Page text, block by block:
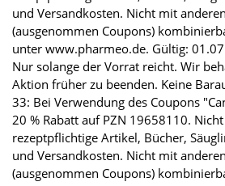
und Versandkosten. Nicht mit
(ausgenommen Coupons)
unter www.pharmeo.de. Gültig:
Nur solange der Vorrat reicht. Wir
Aktion früher zu beenden. Keine
33: Bei Verwendung des Coupons
20 % Rabatt auf PZN 19658110.
rezeptpflichtige Artikel, Bücher,
und Versandkosten. Nicht mit
(ausgenommen Coupons)